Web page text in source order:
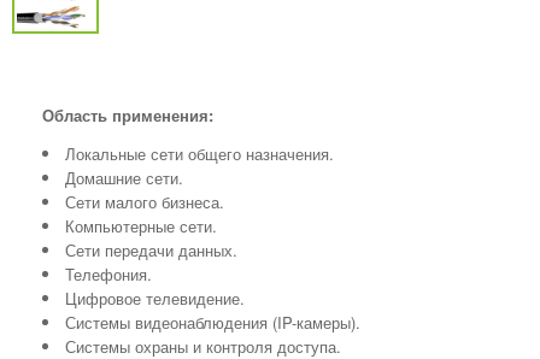
Область применения:
Локальные сети общего назначения.
Домашние сети.
Сети малого бизнеса.
Компьютерные сети.
Сети передачи данных.
Телефония.
Цифровое телевидение.
Системы видеонаблюдения (IP-камеры).
Системы охраны и контроля доступа.